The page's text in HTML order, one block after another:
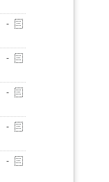
-
-
-
-
-